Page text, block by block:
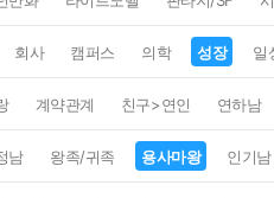
회사 캠퍼스 의학 성장 일
계약관계 친구>연인 연하남
남 왕족/귀족 용사마왕 인기남